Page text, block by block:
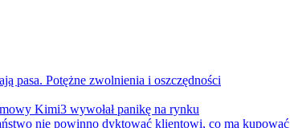
pasa. Potężne zwolnienia i oszczędności
Kimi3 wywołał panikę na rynku
nie powinno dyktować klientowi, co ma kupować